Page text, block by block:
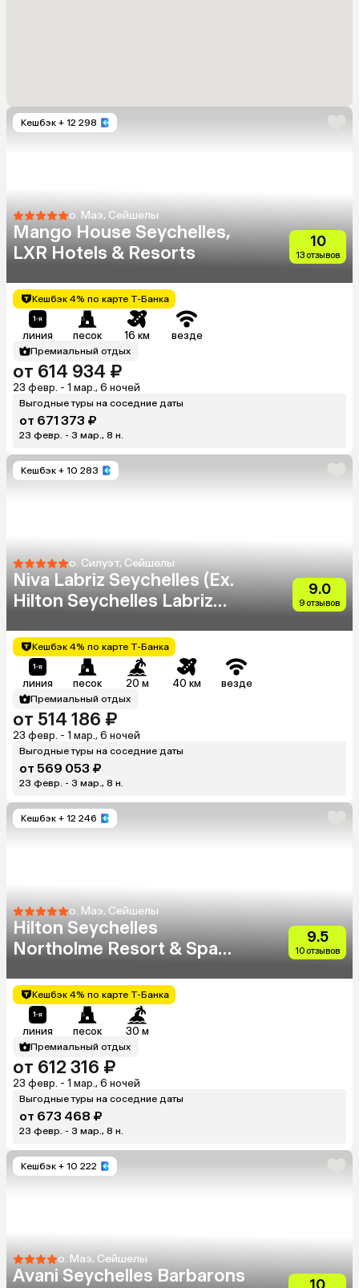
Кешбэк + 12 298
о. Маэ, Сейшелы
Mango House Seychelles,
LXR Hotels & Resorts
10
13 отзывов
Кешбэк 4% по карте Т-Банка
линия песок 16 км везде
Премиальный отдых
от 614 934 ₽
23 февр. - 1 мар., 6 ночей
Выгодные туры на соседние даты
от 671 373 ₽
23 февр. - 3 мар., 8 н.
Кешбэк + 10 283
о. Силуэт, Сейшелы
Niva Labriz Seychelles (Ex.
Hilton Seychelles Labriz
9.0
9 отзывов
Кешбэк 4% по карте Т-Банка
линия песок 20 м 40 км везде
Премиальный отдых
от 514 186 ₽
23 февр. - 1 мар., 6 ночей
Выгодные туры на соседние даты
от 569 053 ₽
23 февр. - 3 мар., 8 н.
Кешбэк + 12 246
о. Маэ, Сейшелы
Hilton Seychelles
Northolme Resort & Spa
9.5
10 отзывов
Кешбэк 4% по карте Т-Банка
линия песок 30 м
Премиальный отдых
от 612 316 ₽
23 февр. - 1 мар., 6 ночей
Выгодные туры на соседние даты
от 673 468 ₽
23 февр. - 3 мар., 8 н.
Кешбэк + 10 222
о. Маэ, Сейшелы
Avani Seychelles Barbarons